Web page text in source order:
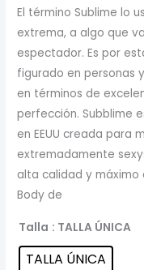
precio
original
era:
14,15 €.
El término Sublime lo
extrema, a algo que
espectador. Es por
figurado en personas
en términos de
perfección. Subblime
en EEUU creada para
extremadamente
alta calidad y máximo
Body de
Talla : TALLA ÚNICA
TALLA ÚNICA